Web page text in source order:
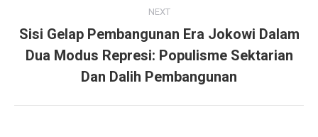
NEXT
Next
post:
Sisi Gelap Pembangunan Era Jokowi Dalam
Dua Modus Represi: Populisme Sektarian
Dan Dalih Pembangunan